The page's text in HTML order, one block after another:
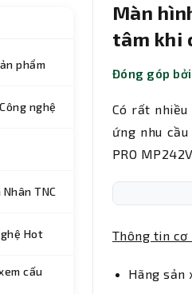
phẩm
nghệ
TNC
Hot
cấu
Màn
tâm khi
Đóng góp
Có rất
ứng nhu
PRO
Thông tin cơ
Hãng sản